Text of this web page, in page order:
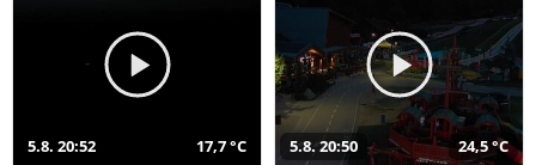
5.8. 20:52 17,7 °C 5.8. 20:50 24,5 °C